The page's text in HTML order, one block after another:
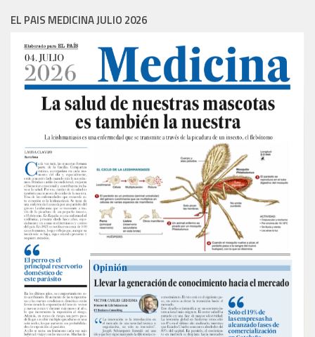
EL PAIS MEDICINA JULIO 2026